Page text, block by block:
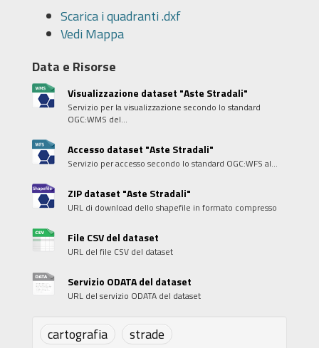
Scarica i quadranti .dxf
Vedi Mappa
Data e Risorse
Visualizzazione dataset "Aste Stradali"
Servizio per la visualizzazione secondo lo standard
OGC:WMS del...
Accesso dataset "Aste Stradali"
Servizio per accesso secondo lo standard OGC:WFS al...
ZIP dataset "Aste Stradali"
URL di download dello shapefile in formato compresso
File CSV del dataset
URL del file CSV del dataset
Servizio ODATA del dataset
URL del servizio ODATA del dataset
cartografia strade